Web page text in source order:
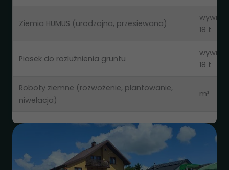
Ziemia HUMUS (urodzajna, przesiewana)
18 t
Piasek do rozluźnienia gruntu
18 t
Roboty ziemne (rozwożenie, plantowanie,
niwelacja)
m³